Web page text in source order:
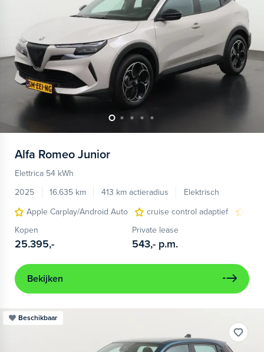
Alfa Romeo Junior
Elettrica 54 kWh
2025
16.635 km 413 km actieradius
Elektrisch
Apple Carplay/Android Auto
cruise control adaptief
Kopen
25.395,-
Private lease
543,- p.m.
Bekijken
Beschikbaar